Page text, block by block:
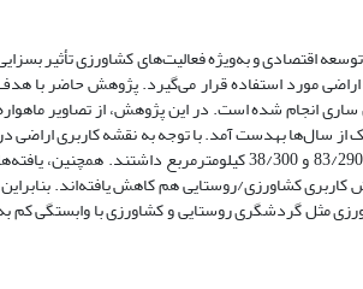
اقتصادی و به‌ویژه فعالیت‌های کشاورزی تأثیر
اراضی مورد استفاده قرار می‌گیرد. پژوهش حاضر با
انجام شده است. در این پژوهش، از تصاویر
برای هر یک از سال‌ها به­دست آمد. با توجه به نقشه کاربری اراضی
سال‌های 1393، 1396 و 1398 ،کاربری کشاورزی/روستایی در محدوده شهرستان ساری به­ترتیب مساحتی برابر 25/306، 83/290 و 38/300 کیلومترمربع داشتند. همچنین،
کشاورزی/روستایی هم کاهش یافته‌اند.
مثل گردشگری روستایی و کشاورزی با وابستگی کم